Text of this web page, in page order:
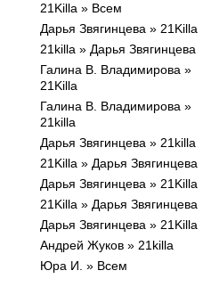
21Killa » Всем
Дарья Звягинцева » 21Killa
21killa » Дарья Звягинцева
Галина В. Владимирова »
21Killa
Галина В. Владимирова »
21killa
Дарья Звягинцева » 21killa
21Killa » Дарья Звягинцева
Дарья Звягинцева » 21Killa
21Killa » Дарья Звягинцева
Дарья Звягинцева » 21Killa
Андрей Жуков » 21killa
Юра И. » Всем